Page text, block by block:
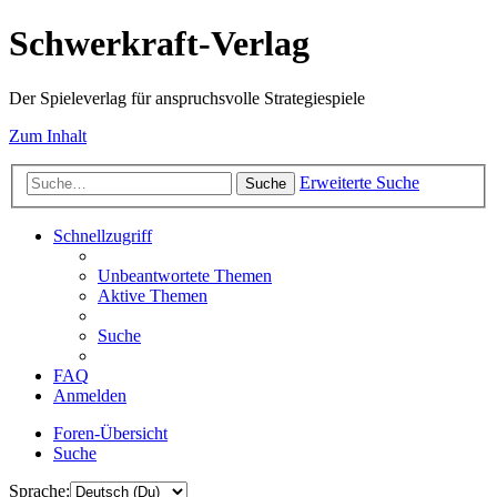
Schwerkraft-Verlag
Der Spieleverlag für anspruchsvolle Strategiespiele
Zum Inhalt
Suche Erweiterte Suche
Schnellzugriff
Unbeantwortete Themen
Aktive Themen
Suche
FAQ
Anmelden
Foren-Übersicht
Suche
Sprache: